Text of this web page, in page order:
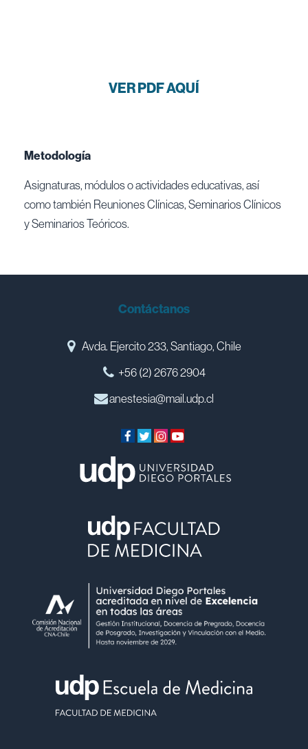
VER PDF AQUÍ
Metodología
Asignaturas, módulos o actividades educativas, así
como también Reuniones Clínicas, Seminarios Clínicos
y Seminarios Teóricos.
Contáctanos
Avda. Ejercito 233, Santiago, Chile
+56 (2) 2676 2904
anestesia@mail.udp.cl